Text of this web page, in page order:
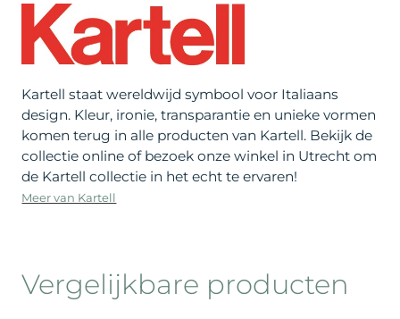
Kartell staat wereldwijd symbool voor Italiaans
design. Kleur, ironie, transparantie en unieke vormen
komen terug in alle producten van Kartell. Bekijk de
collectie online of bezoek onze winkel in Utrecht om
de Kartell collectie in het echt te ervaren!
Meer van Kartell
Vergelijkbare producten